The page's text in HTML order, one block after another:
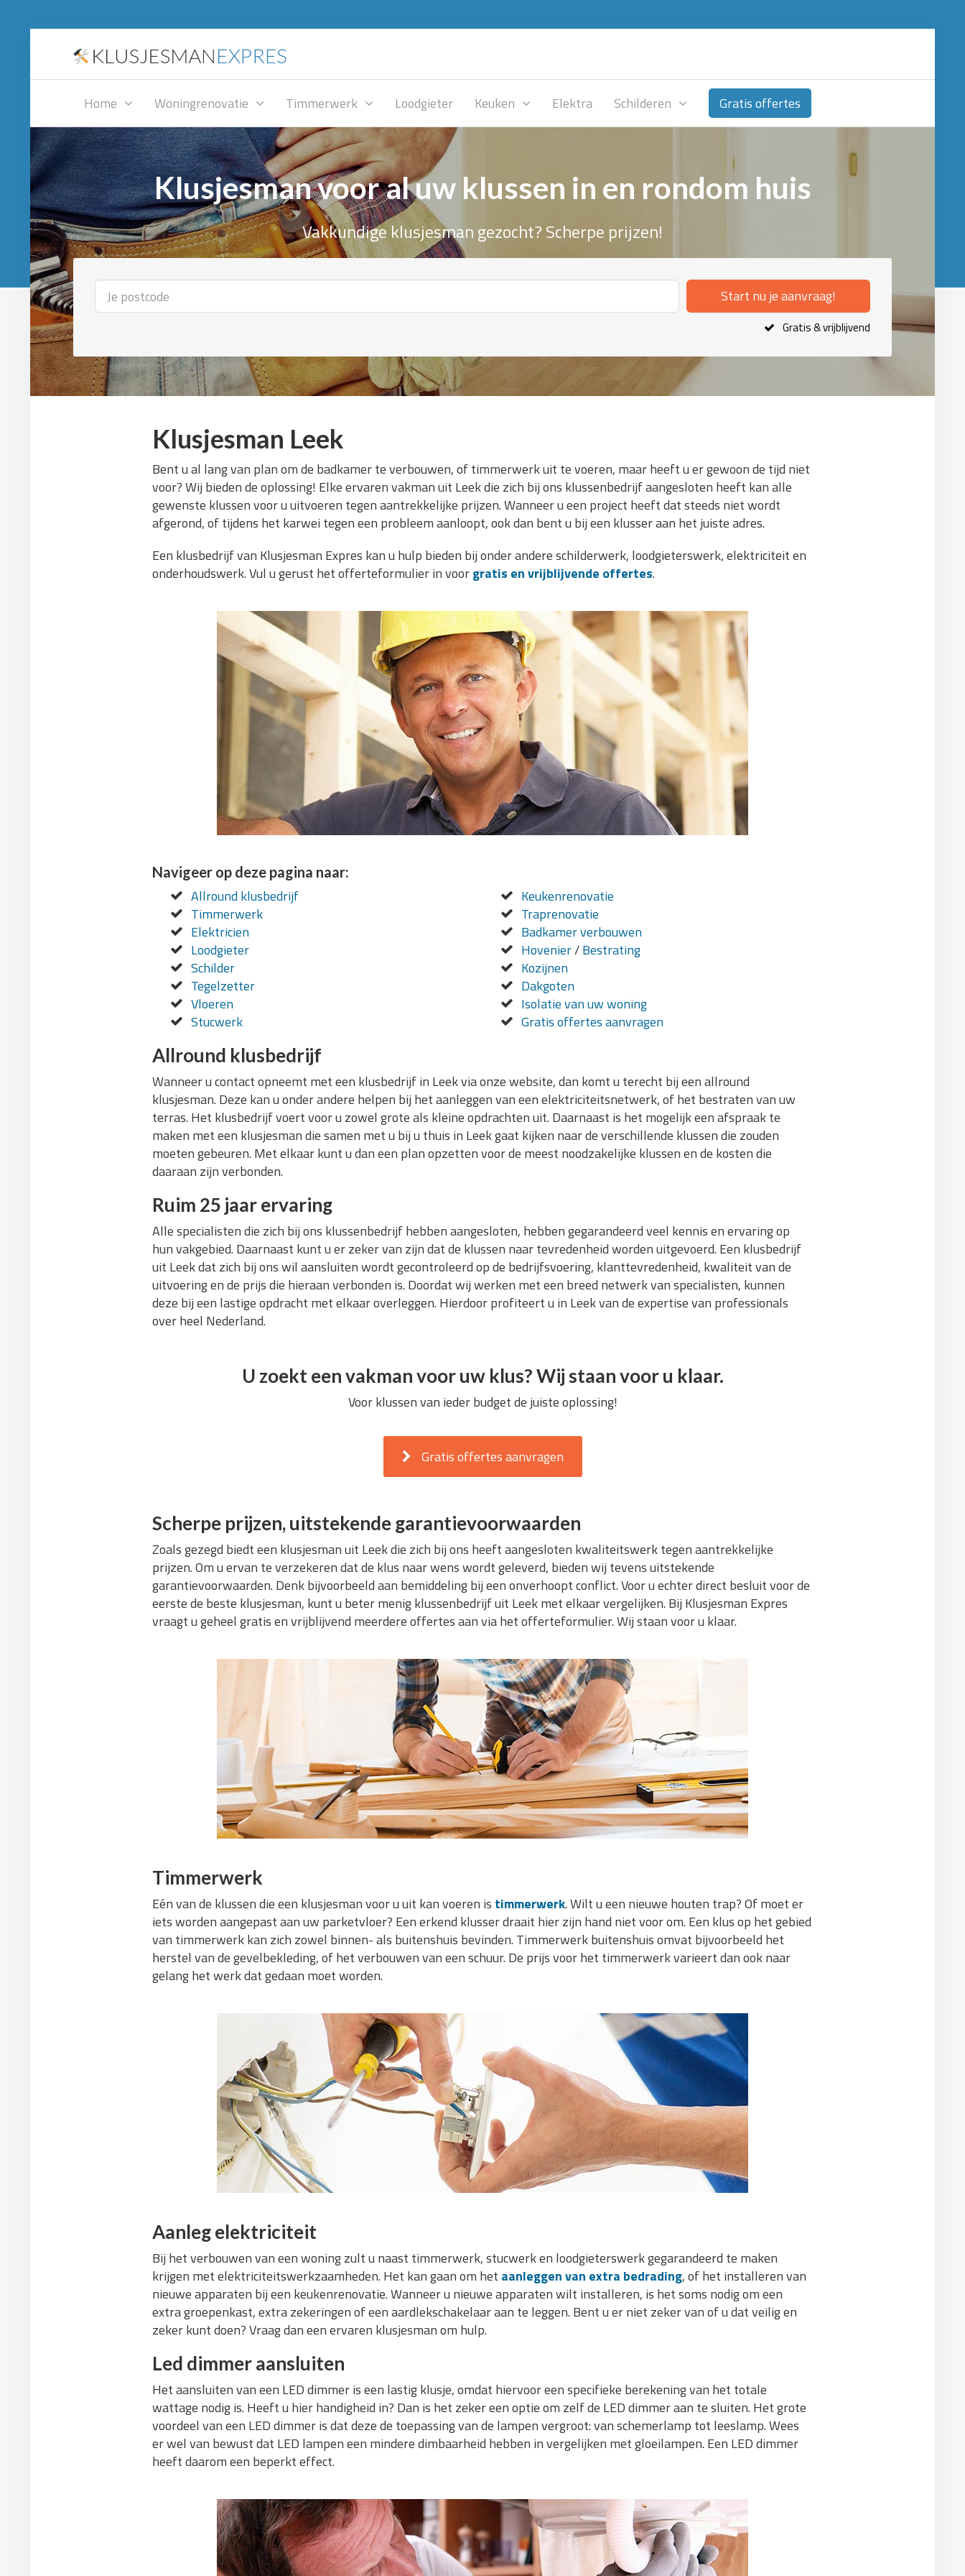
Home Woningrenovatie Timmerwerk Loodgieter Keuken Elektra Schilderen Gratis offertes
Klusjesman voor al uw klussen in en rondom huis
Vakkundige klusjesman gezocht? Scherpe prijzen!
Start nu je aanvraag!
Gratis & vrijblijvend
Klusjesman Leek
Bent u al lang van plan om de badkamer te verbouwen, of timmerwerk uit te voeren, maar heeft u er gewoon de tijd niet
voor? Wij bieden de oplossing! Elke ervaren vakman uit Leek die zich bij ons klussenbedrijf aangesloten heeft kan alle
gewenste klussen voor u uitvoeren tegen aantrekkelijke prijzen. Wanneer u een project heeft dat steeds niet wordt
afgerond, of tijdens het karwei tegen een probleem aanloopt, ook dan bent u bij een klusser aan het juiste adres.
Een klusbedrijf van Klusjesman Expres kan u hulp bieden bij onder andere schilderwerk, loodgieterswerk, elektriciteit en
onderhoudswerk. Vul u gerust het offerteformulier in voorgratis en vrijblijvende offertes.
Navigeer op deze pagina naar:
Allround klusbedrijf
Timmerwerk
Elektricien
Loodgieter
Schilder
Tegelzetter
Vloeren
Stucwerk
Keukenrenovatie
Traprenovatie
Badkamer verbouwen
Hovenier/Bestrating
Kozijnen
Dakgoten
Isolatie van uw woning
Gratis offertes aanvragen
Allround klusbedrijf
Wanneer u contact opneemt met een klusbedrijf in Leek via onze website, dan komt u terecht bij een allround
klusjesman. Deze kan u onder andere helpen bij het aanleggen van een elektriciteitsnetwerk, of het bestraten van uw
terras. Het klusbedrijf voert voor u zowel grote als kleine opdrachten uit. Daarnaast is het mogelijk een afspraak te
maken met een klusjesman die samen met u bij u thuis in Leek gaat kijken naar de verschillende klussen die zouden
moeten gebeuren. Met elkaar kunt u dan een plan opzetten voor de meest noodzakelijke klussen en de kosten die
daaraan zijn verbonden.
Ruim 25 jaar ervaring
Alle specialisten die zich bij ons klussenbedrijf hebben aangesloten, hebben gegarandeerd veel kennis en ervaring op
hun vakgebied. Daarnaast kunt u er zeker van zijn dat de klussen naar tevredenheid worden uitgevoerd. Een klusbedrijf
uit Leek dat zich bij ons wil aansluiten wordt gecontroleerd op de bedrijfsvoering, klanttevredenheid, kwaliteit van de
uitvoering en de prijs die hieraan verbonden is. Doordat wij werken met een breed netwerk van specialisten, kunnen
deze bij een lastige opdracht met elkaar overleggen. Hierdoor profiteert u in Leek van de expertise van professionals
over heel Nederland.
U zoekt een vakman voor uw klus? Wij staan voor u klaar.
Voor klussen van ieder budget de juiste oplossing!
Gratis offertes aanvragen
Scherpe prijzen, uitstekende garantievoorwaarden
Zoals gezegd biedt een klusjesman uit Leek die zich bij ons heeft aangesloten kwaliteitswerk tegen aantrekkelijke
prijzen. Om u ervan te verzekeren dat de klus naar wens wordt geleverd, bieden wij tevens uitstekende
garantievoorwaarden. Denk bijvoorbeeld aan bemiddeling bij een onverhoopt conflict. Voor u echter direct besluit voor de
eerste de beste klusjesman, kunt u beter menig klussenbedrijf uit Leek met elkaar vergelijken. Bij Klusjesman Expres
vraagt u geheel gratis en vrijblijvend meerdere offertes aan via het offerteformulier. Wij staan voor u klaar.
Timmerwerk
Eén van de klussen die een klusjesman voor u uit kan voeren is timmerwerk. Wilt u een nieuwe houten trap? Of moet er
iets worden aangepast aan uw parketvloer? Een erkend klusser draait hier zijn hand niet voor om. Een klus op het gebied
van timmerwerk kan zich zowel binnen- als buitenshuis bevinden. Timmerwerk buitenshuis omvat bijvoorbeeld het
herstel van de gevelbekleding, of het verbouwen van een schuur. De prijs voor het timmerwerk varieert dan ook naar
gelang het werk dat gedaan moet worden.
Aanleg elektriciteit
Bij het verbouwen van een woning zult u naast timmerwerk, stucwerk en loodgieterswerk gegarandeerd te maken
krijgen met elektriciteitswerkzaamheden. Het kan gaan om het aanleggen van extra bedrading, of het installeren van
nieuwe apparaten bij een keukenrenovatie. Wanneer u nieuwe apparaten wilt installeren, is het soms nodig om een
extra groepenkast, extra zekeringen of een aardlekschakelaar aan te leggen. Bent u er niet zeker van of u dat veilig en
zeker kunt doen? Vraag dan een ervaren klusjesman om hulp.
Led dimmer aansluiten
Het aansluiten van een LED dimmer is een lastig klusje, omdat hiervoor een specifieke berekening van het totale
wattage nodig is. Heeft u hier handigheid in? Dan is het zeker een optie om zelf de LED dimmer aan te sluiten. Het grote
voordeel van een LED dimmer is dat deze de toepassing van de lampen vergroot: van schemerlamp tot leeslamp. Wees
er wel van bewust dat LED lampen een mindere dimbaarheid hebben in vergelijken met gloeilampen. Een LED dimmer
heeft daarom een beperkt effect.